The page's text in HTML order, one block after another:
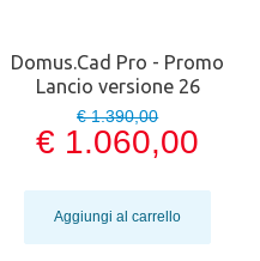
Domus.Cad Pro - Promo
Lancio versione 26
€ 1.390,00
€ 1.060,00
Aggiungi al carrello